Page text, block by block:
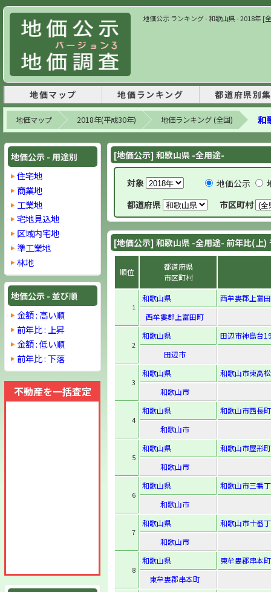
地価公示 ランキング - 和歌山県 - 2018年 [
地価マップ 地価ランキング 都道府県別
地価マップ 2018年(平成30年) 地価ランキング (全国) 和
地価公示 - 用途別
住宅地
商業地
工業地
宅地見込地
区域内宅地
準工業地
林地
地価公示 - 並び順
金額 : 高い順
前年比 : 上昇
金額 : 低い順
前年比 : 下落
不動産を一括査定
[地価公示] 和歌山県 -全用途-
対象 地価公示
都道府県
市区町村
[地価公示] 和歌山県 -全用途- 前年比(上)
順位
都道府県
市区町村
1
和歌山県
西牟婁郡上富
西牟婁郡上富田町
2
和歌山県
田辺市神島台
田辺市
3
和歌山県
和歌山市東高
和歌山市
4
和歌山県
和歌山市西長
和歌山市
5
和歌山県
和歌山市屋形
和歌山市
6
和歌山県
和歌山市三番
和歌山市
7
和歌山県
和歌山市十番
和歌山市
8
和歌山県
東牟婁郡串本
東牟婁郡串本町